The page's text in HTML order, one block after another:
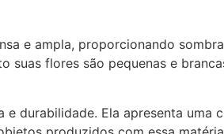
e ampla, proporcionando
suas flores são pequenas e
durabilidade. Ela apresenta uma